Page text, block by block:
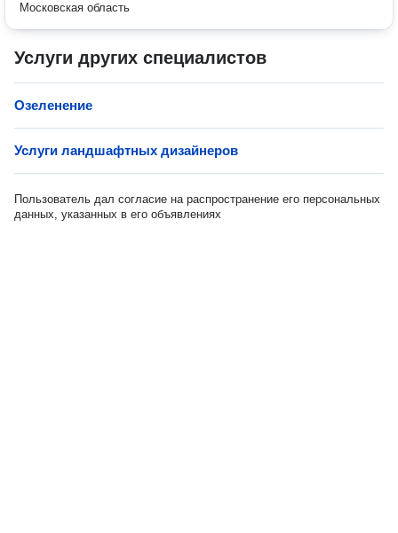
Московская область
Услуги других специалистов
Озеленение
Услуги ландшафтных дизайнеров
Пользователь дал согласие на распространение его персональных
данных, указанных в его объявлениях